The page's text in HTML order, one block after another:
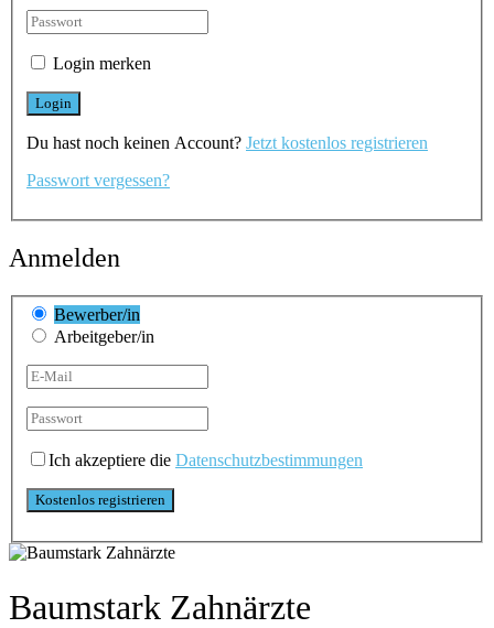
Login merken
Du hast noch keinen Account? Jetzt kostenlos registrieren
Passwort vergessen?
Anmelden
Bewerber/in
Arbeitgeber/in
Ich akzeptiere die Datenschutzbestimmungen
Baumstark Zahnärzte